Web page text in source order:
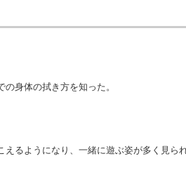
身体の拭き方を知った。
るようになり、一緒に遊ぶ姿が多く見ら